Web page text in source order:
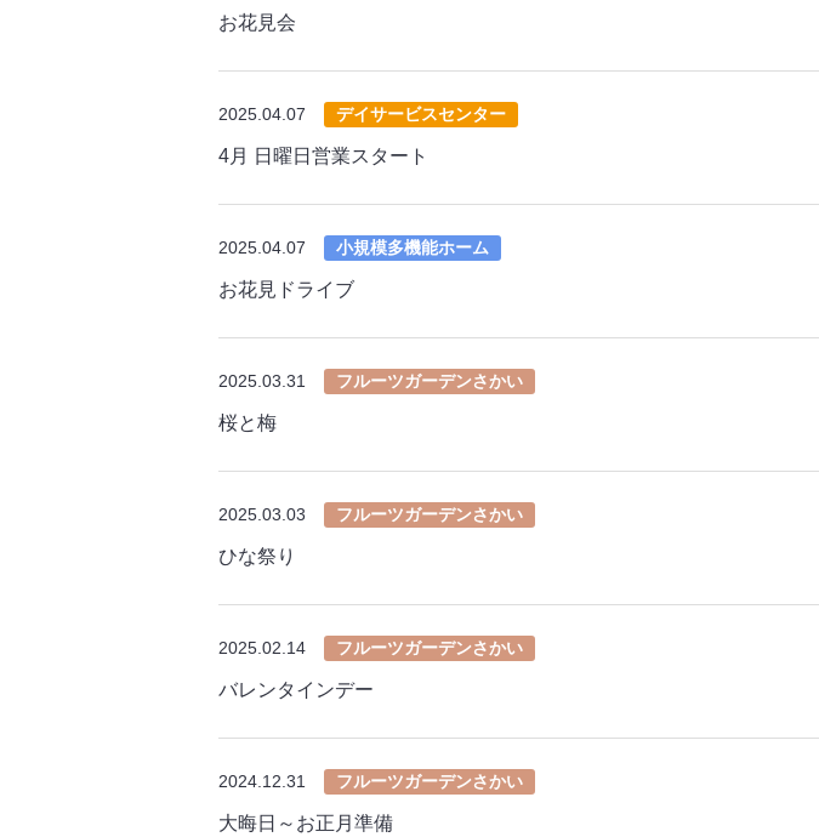
お花見会
2025.04.07 デイサービスセンター
4月 日曜日営業スタート
2025.04.07 小規模多機能ホーム
お花見ドライブ
2025.03.31 フルーツガーデンさかい
桜と梅
2025.03.03 フルーツガーデンさかい
ひな祭り
2025.02.14 フルーツガーデンさかい
バレンタインデー
2024.12.31 フルーツガーデンさかい
大晦日～お正月準備